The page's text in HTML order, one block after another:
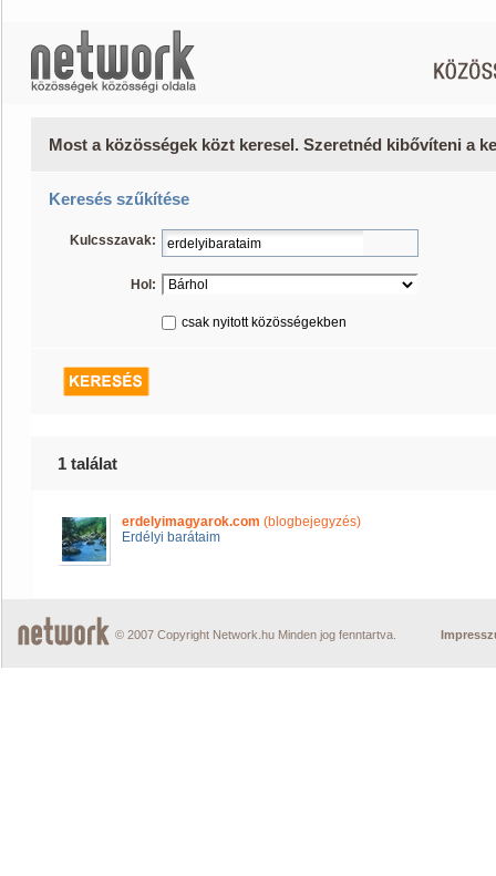
Most a közösségek közt keresel. Szeretnéd kibővíteni a
Keresés szűkítése
Kulcsszavak:
Hol:
csak nyitott közösségekben
1 találat
erdelyimagyarok.com (blogbejegyzés)
Erdélyi barátaim
© 2007 Copyright Network.hu Minden jog fenntartva.